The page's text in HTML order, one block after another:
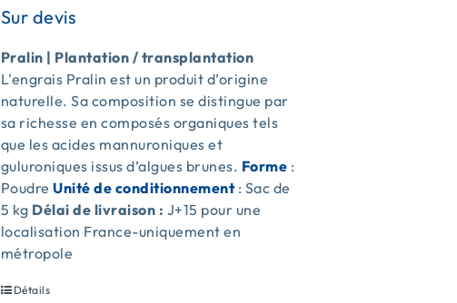
Pralin | Plantation / transplantation
L'engrais Pralin est un produit d’origine
naturelle. Sa composition se distingue par
sa richesse en composés organiques tels
que les acides mannuroniques et
guluroniques issus d’algues brunes. Forme :
PoudreUnité de conditionnement: Sac de
5 kg Délai de livraison : J+15 pour une
localisation France-uniquement en
métropole
Détails